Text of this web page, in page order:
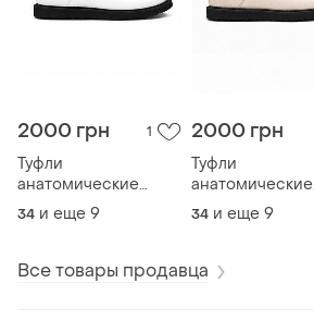
2000 грн 1
Туфли
анатомические
натуральная белая
кожа
34 и еще 9
2000 грн
Туфли
анатомические
натуральная
бежевая кожа
34 и еще 9
Все товары продавца